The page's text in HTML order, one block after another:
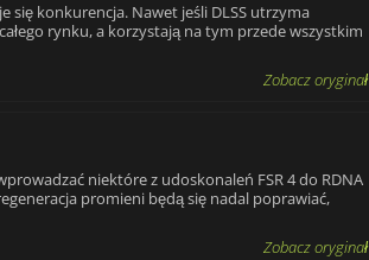
się konkurencja. Nawet jeśli DLSS utrzyma
rynku, a korzystają na tym przede wszystkim
Zobacz oryginał
niektóre z udoskonaleń FSR 4 do RDNA
promieni będą się nadal poprawiać,
Zobacz oryginał